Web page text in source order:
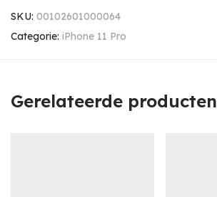
SKU: 00102601000064
Categorie: iPhone 11 Pro
Gerelateerde producten